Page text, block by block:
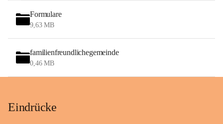
Formulare
9,63 MB
familienfreundlichegemeinde
0,46 MB
Eindrücke